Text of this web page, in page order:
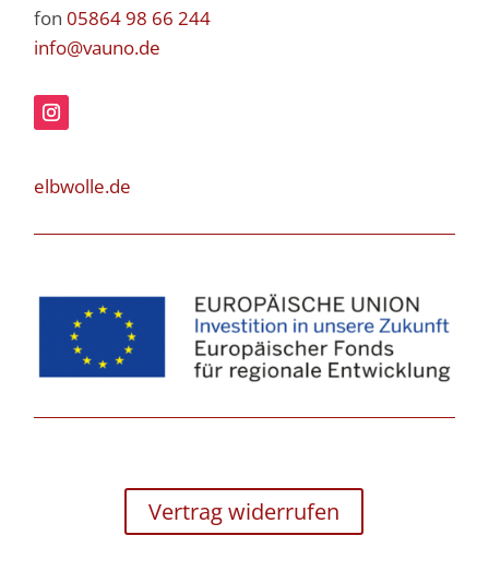
fon05864 98 66 244
info@vauno.de
elbwolle.de
Vertrag widerrufen